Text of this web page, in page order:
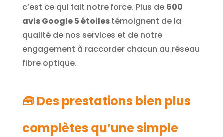
c’est ce qui fait notre force. Plus de 600
avis Google 5 étoilestémoignent de la
qualité de nos services et de notre
engagement à raccorder chacun au réseau
fibre optique.
🧰 Des prestations bien plus
complètes qu’une simple